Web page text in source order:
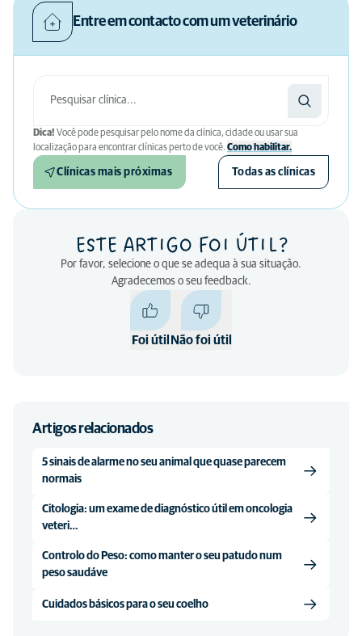
Entre em contacto com um veterinário
Dica! Você pode pesquisar pelo nome da clínica, cidade ou usar sua
localização para encontrar clínicas perto de você. Como habilitar.
Clínicas mais próximas Todas as clínicas
ESTE ARTIGO FOI ÚTIL?
Por favor, selecione o que se adequa à sua situação.
Agradecemos o seu feedback.
Foi útil Não foi útil
Artigos relacionados
5 sinais de alarme no seu animal que quase parecem
normais
Citologia: um exame de diagnóstico útil em oncologia
veteri…
Controlo do Peso: como manter o seu patudo num
peso saudáve
Cuidados básicos para o seu coelho